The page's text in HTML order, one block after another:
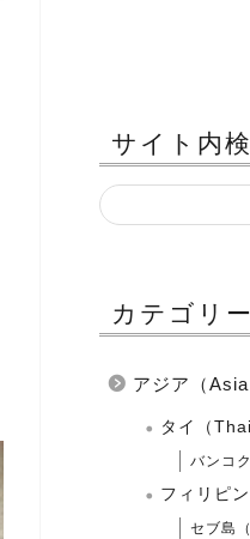
サイト内
カテゴリー
アジア（Asia
タイ（
バンコ
フィリピ
セブ島